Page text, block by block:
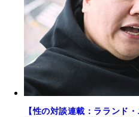
【性の対談連載：ラランド